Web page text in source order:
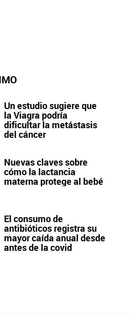
Un estudio sugiere que
la Viagra podría
dificultar la metástasis
del cáncer
Nuevas claves sobre
cómo la lactancia
materna protege al bebé
El consumo de
antibióticos registra su
mayor caída anual desde
antes de la covid